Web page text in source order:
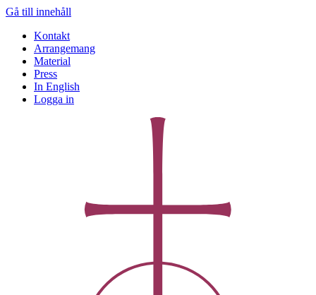
Gå till innehåll
Kontakt
Arrangemang
Material
Press
In English
Logga in